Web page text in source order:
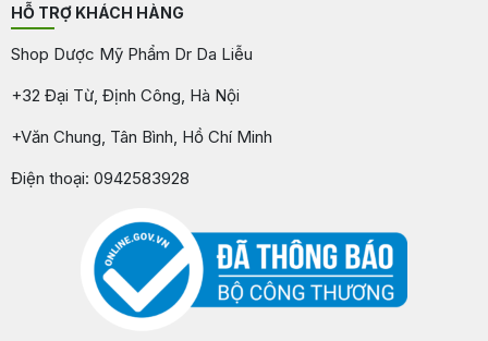
HỖ TRỢ KHÁCH HÀNG
Shop Dược Mỹ Phẩm Dr Da Liễu
+32 Đại Từ, Định Công, Hà Nội
+Văn Chung, Tân Bình, Hồ Chí Minh
Điện thoại: 0942583928